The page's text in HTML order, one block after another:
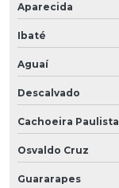
Aparecida
Ibaté
Aguaí
Descalvado
Cachoeira Paulista
Osvaldo Cruz
Guararapes